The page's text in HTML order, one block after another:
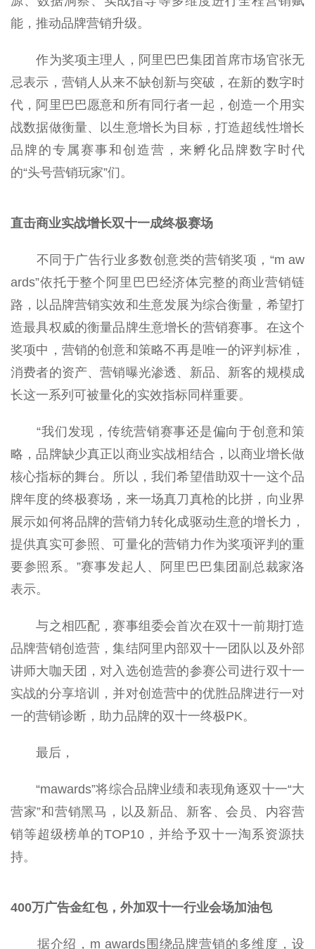
能，推动品牌营销升级。
作为奖项主理人，阿里巴巴集团首席市场官张无
忌表示，营销人从来不缺创新与突破，在新的数字时
代，阿里巴巴愿意和所有同行者一起，创造一个用实
战数据做衡量、以生意增长为目标，打造超线性增长
品牌的专属赛事和创造营，来孵化品牌数字时代
的“头号营销玩家”们。
直击商业实战增长双十一成终极赛场
不同于广告行业多数创意类的营销奖项，“m aw
ards”依托于整个阿里巴巴经济体完整的商业营销链
路，以品牌营销实效和生意发展为综合衡量，希望打
造最具权威的衡量品牌生意增长的营销赛事。在这个
奖项中，营销的创意和策略不再是唯一的评判标准，
消费者的资产、营销曝光渗透、新品、新客的规模成
长这一系列可被量化的实效指标同样重要。
“我们发现，传统营销赛事还是偏向于创意和策
略，品牌缺少真正以商业实战相结合，以商业增长做
核心指标的舞台。所以，我们希望借助双十一这个品
牌年度的终极赛场，来一场真刀真枪的比拼，向业界
展示如何将品牌的营销力转化成驱动生意的增长力，
提供真实可参照、可量化的营销力作为奖项评判的重
要参照系。”赛事发起人、阿里巴巴集团副总裁家洛
表示。
与之相匹配，赛事组委会首次在双十一前期打造
品牌营销创造营，集结阿里内部双十一团队以及外部
讲师大咖天团，对入选创造营的参赛公司进行双十一
实战的分享培训，并对创造营中的优胜品牌进行一对
一的营销诊断，助力品牌的双十一终极PK。
最后，
“mawards”将综合品牌业绩和表现角逐双十一“大
营家”和营销黑马，以及新品、新客、会员、内容营
销等超级榜单的TOP10，并给予双十一淘系资源扶
持。
400万广告金红包， 外加双十一行业会场加油包
据介绍，m awards围绕品牌营销的多维度，设